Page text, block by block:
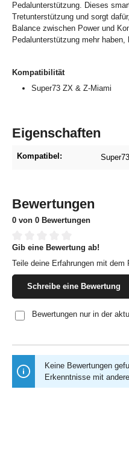
Pedalunterstützung. Dieses
Tretunterstützung und sorgt
Balance zwischen Power und
Pedalunterstützung mehr
Kompatibilität
Super73 ZX & Z-Miami
Eigenschaften
Kompatibel:
Bewertungen
0 von 0 Bewertungen
Durchschnittliche Bewertung von
Gib eine Bewertung ab!
Teile deine Erfahrungen mit dem
Schreibe eine Bewertung
Bewertungen nur in der
Keine Bewertungen
Erkenntnisse mit